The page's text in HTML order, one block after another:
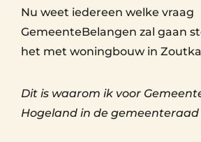
Nu weet iedereen welke vraag
GemeenteBelangen zal gaan
het met woningbouw in
Dit is waarom ik voor
Hogeland in de gemeenteraad